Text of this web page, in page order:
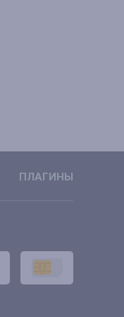
ПЛАГИНЫ